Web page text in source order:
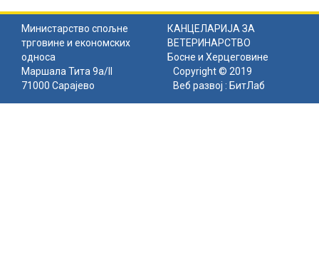
Министарство спољне
трговине и економских
односа
КАНЦЕЛАРИЈА ЗА
ВЕТЕРИНАРСТВО
Босне и Херцеговине
Маршала Тита 9а/II
71000 Сарајево
Copyright © 2019
Веб развој : БитЛаб